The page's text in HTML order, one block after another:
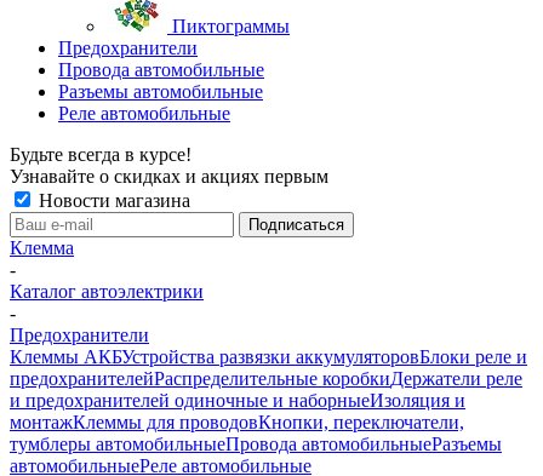
Пиктограммы
Предохранители
Провода автомобильные
Разъемы автомобильные
Реле автомобильные
Будьте всегда в курсе!
Узнавайте о скидках и акциях первым
Новости магазина
Клемма
-
Каталог автоэлектрики
-
Предохранители
Клеммы АКБУстройства развязки аккумуляторовБлоки реле и
предохранителейРаспределительные коробкиДержатели реле
и предохранителей одиночные и наборныеИзоляция и
монтажКлеммы для проводовКнопки, переключатели,
тумблеры автомобильныеПровода автомобильныеРазъемы
автомобильныеРеле автомобильные